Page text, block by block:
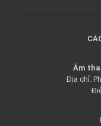
Âm
Địa chỉ: